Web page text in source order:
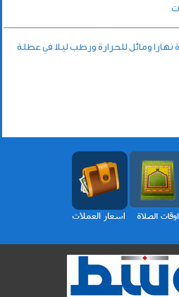
ومائل للحرارة ورطب ليلا في عطلة